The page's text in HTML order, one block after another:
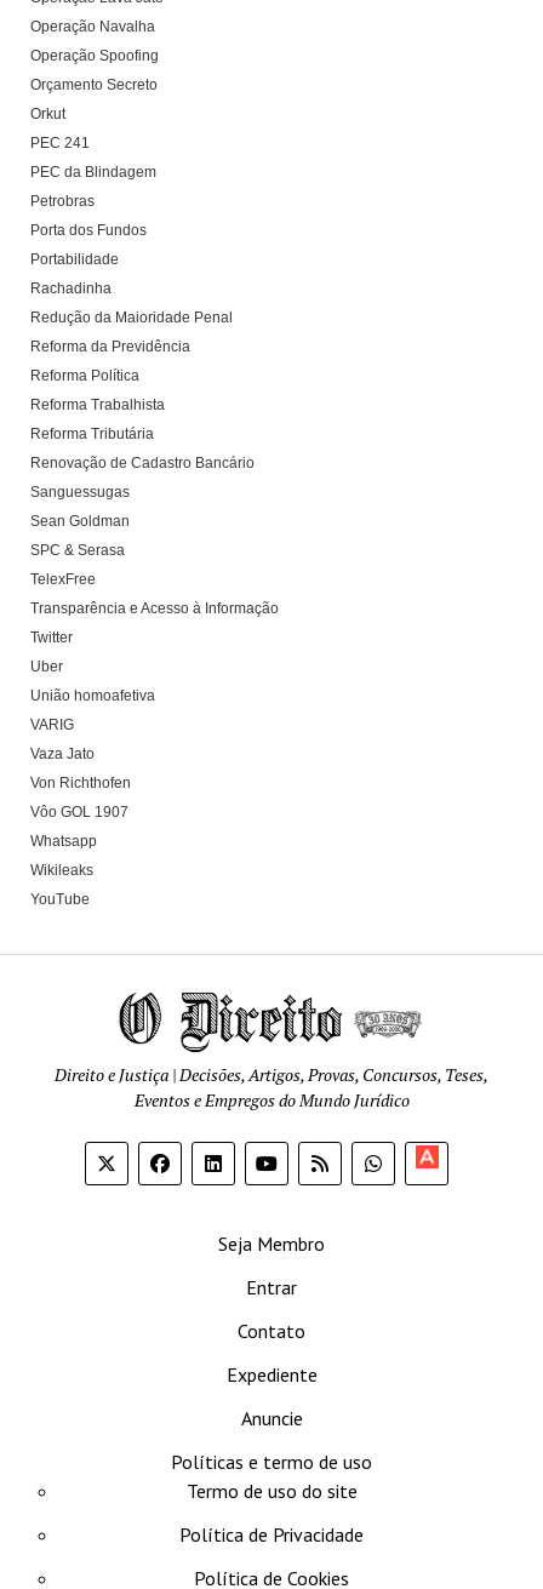
Operação Navalha
Operação Spoofing
Orçamento Secreto
Orkut
PEC 241
PEC da Blindagem
Petrobras
Porta dos Fundos
Portabilidade
Rachadinha
Redução da Maioridade Penal
Reforma da Previdência
Reforma Política
Reforma Trabalhista
Reforma Tributária
Renovação de Cadastro Bancário
Sanguessugas
Sean Goldman
SPC & Serasa
TelexFree
Transparência e Acesso à Informação
Twitter
Uber
União homoafetiva
VARIG
Vaza Jato
Von Richthofen
Vôo GOL 1907
Whatsapp
Wikileaks
YouTube
Direito e Justiça | Decisões, Artigos, Provas, Concursos, Teses,
Eventos e Empregos do Mundo Jurídico
Seja Membro
Entrar
Contato
Expediente
Anuncie
Políticas e termo de uso
Termo de uso do site
Política de Privacidade
Política de Cookies